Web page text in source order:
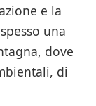
e la
una
dove
di